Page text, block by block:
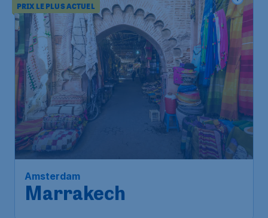
PRIX LE PLUS ACTUEL
Amsterdam
Marrakech